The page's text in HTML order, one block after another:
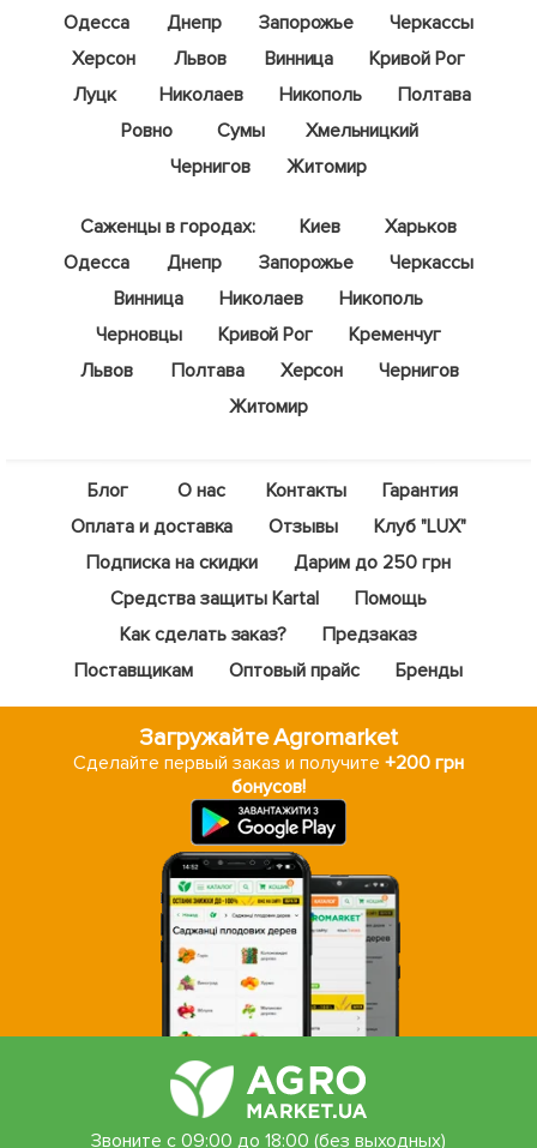
Одесса
Днепр Запорожье
Черкассы
Херсон
Львов Винница
Кривой Рог
Луцк
Николаев Никополь
Полтава
Ровно
Сумы
Хмельницкий
Чернигов
Житомир
Саженцы в городах: Киев
Харьков
Одесса
Днепр Запорожье
Черкассы
Винница
Николаев
Никополь
Черновцы
Кривой Рог
Кременчуг
Львов
Полтава Херсон
Чернигов
Житомир
Блог О нас Контакты
Гарантия
Оплата и доставка
Отзывы
Клуб "LUX"
Подписка на скидки
Дарим до 250 грн
Средства защиты Kartal
Помощь
Как сделать заказ?
Предзаказ
Поставщикам
Оптовый прайс Бренды
Загружайте Agromarket
Сделайте первый заказ и получите +200 грн
бонусов!
Звоните с 09:00 до 18:00 (без выходных)